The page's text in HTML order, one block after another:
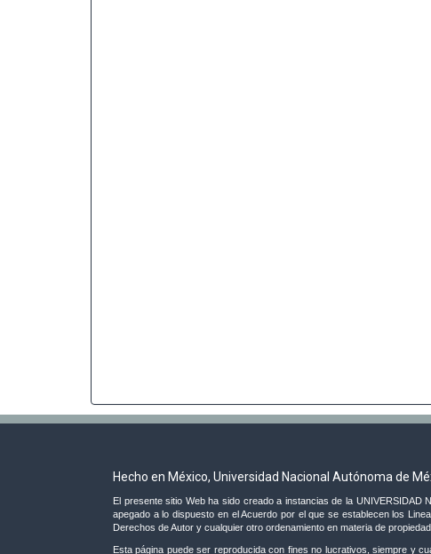
Hecho en México, Universidad Nacional Autónoma de
El presente sitio Web ha sido creado a instancias de la
apegado a lo dispuesto en el Acuerdo por el que se establecen los
Derechos de Autor y cualquier otro ordenamiento en materia de
Esta página puede ser reproducida con fines no lucrativos, siempre y